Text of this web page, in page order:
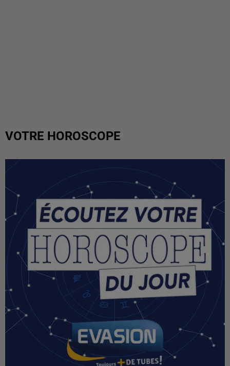
VOTRE HOROSCOPE